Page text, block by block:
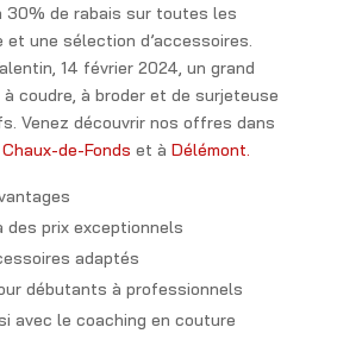
30% de rabais sur toutes les
une sélection d’accessoires.
14 février 2024, un grand
coudre, à broder et de surjeteuse
Venez découvrir nos offres dans
Chaux-de-Fonds et à Délémont.
des prix exceptionnels
adaptés
débutants à professionnels
avec le coaching en couture